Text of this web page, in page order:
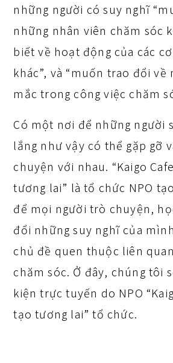
những người có suy nghĩ
những nhân viên chăm sóc
biết về hoạt động của các
khác”, và “muốn trao đổi về
mắc trong công việc
Có một nơi để những người
lắng như vậy có thể gặp gỡ
chuyện với nhau. “Kaigo
tương lai” là tổ chức NPO
để mọi người trò chuyện,
đổi những suy nghĩ của
chủ đề quen thuộc liên
chăm sóc. Ở đây, chúng tôi
kiện trực tuyến do NPO
tạo tương lai” tổ chức.